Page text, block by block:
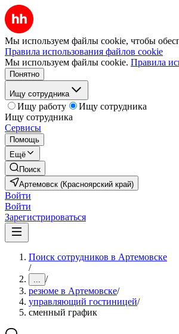
Мы используем файлы cookie, чтобы
Правила использования файлов cookie
Мы используем файлы cookie. Правила
Понятно
Ищу сотрудника
Ищу работу
Ищу сотрудника
Ищу сотрудника
Сервисы
Помощь
Ещё
Поиск
Артемовск (Красноярский край)
Войти
Войти
Зарегистрироваться
Поиск сотрудников в Артемовске
/
... /
резюме в Артемовске/
управляющий гостиницей/
сменный график